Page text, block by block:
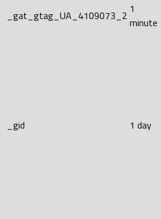
_gat_gtag_UA_4109073_2 1
minute
_gid 1 day